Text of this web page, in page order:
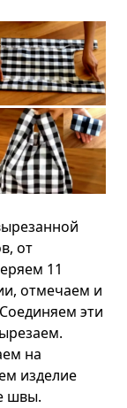
от
11
отмечаем и
эти
на
изделие
швы.